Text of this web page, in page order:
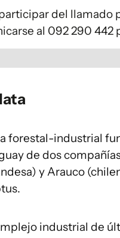
del llamado
al 092 290 442
forestal-industrial
de dos
y Arauco
industrial de